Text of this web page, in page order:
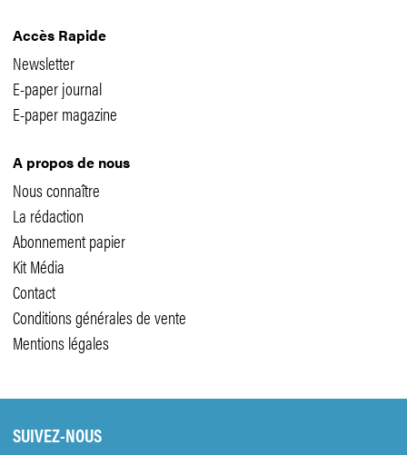
Accès Rapide
Newsletter
E-paper journal
E-paper magazine
A propos de nous
Nous connaître
La rédaction
Abonnement papier
Kit Média
Contact
Conditions générales de vente
Mentions légales
SUIVEZ-NOUS